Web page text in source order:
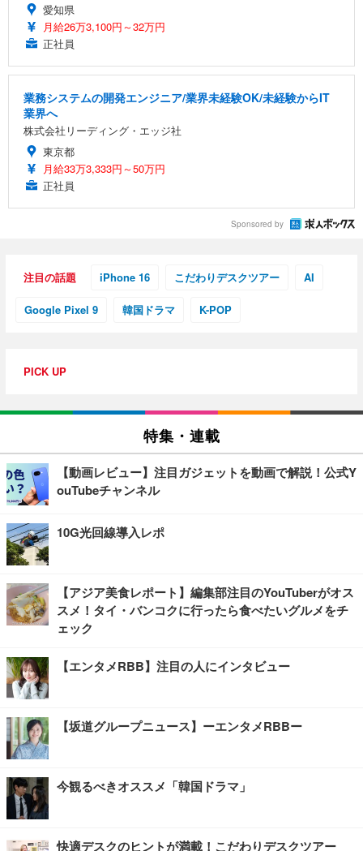
愛知県
月給26万3,100円～32万円
正社員
業務システムの開発エンジニア/業界未経験OK/未経験からIT
業界へ
株式会社リーディング・エッジ社
東京都
月給33万3,333円～50万円
正社員
Sponsored by
注目の話題 iPhone 16 こだわりデスクツアー AI
Google Pixel 9 韓国ドラマ K-POP
PICK UP
特集・連載
【動画レビュー】注目ガジェットを動画で解説！公式Y
ouTubeチャンネル
10G光回線導入レポ
【アジア美食レポート】編集部注目のYouTuberがオス
スメ！タイ・バンコクに行ったら食べたいグルメをチ
ェック
【エンタメRBB】注目の人にインタビュー
【坂道グループニュース】ーエンタメRBBー
今観るべきオススメ「韓国ドラマ」
快適デスクのヒントが満載！こだわりデスクツアー